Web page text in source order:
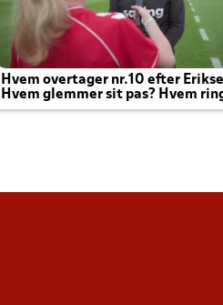
Hvem overtager nr.10 efter
Hvem glemmer sit pas? Hvem
Joachim altid til efter kampe?